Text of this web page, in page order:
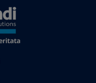
soggetti alle condizioni
in materia di protezione
non è concessa alcuna
vietati la registrazione
copia (eccetto ad
dei contenuti del sito